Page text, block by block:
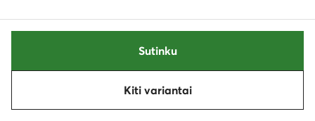
Mažiausia kaina87,99 €
Kitas
Kiti variantai
Sutinku